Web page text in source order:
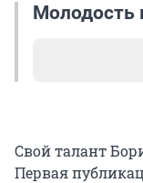
Молодость
Это было
я был глуп, и
Свой талант
Первая